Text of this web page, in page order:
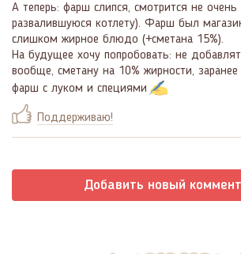
А теперь: фарш слипся, смотрится не
развалившуюся котлету). Фарш был
слишком жирное блюдо (+сметана 15%).
На будущее хочу попробовать: не
вообще, сметану на 10% жирности, заранее
фарш с луком и специями
Поддерживаю!
Добавить новый